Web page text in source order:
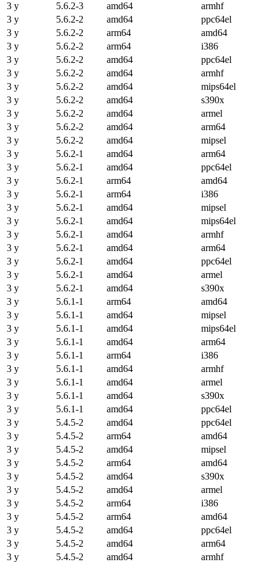
3 y
5.6.2-3 amd64
armhf
3 y
5.6.2-2 amd64
ppc64el
3 y
5.6.2-2 arm64
amd64
3 y
5.6.2-2 arm64
i386
3 y
5.6.2-2 amd64
ppc64el
3 y
5.6.2-2 amd64
armhf
3 y
5.6.2-2 amd64
mips64el
3 y
5.6.2-2 amd64
s390x
3 y
5.6.2-2 amd64
armel
3 y
5.6.2-2 amd64
arm64
3 y
5.6.2-2 amd64
mipsel
3 y
5.6.2-1 amd64
arm64
3 y
5.6.2-1 amd64
ppc64el
3 y
5.6.2-1 arm64
amd64
3 y
5.6.2-1 arm64
i386
3 y
5.6.2-1 amd64
mipsel
3 y
5.6.2-1 amd64
mips64el
3 y
5.6.2-1 amd64
armhf
3 y
5.6.2-1 amd64
arm64
3 y
5.6.2-1 amd64
ppc64el
3 y
5.6.2-1 amd64
armel
3 y
5.6.2-1 amd64
s390x
3 y
5.6.1-1 arm64
amd64
3 y
5.6.1-1 amd64
mipsel
3 y
5.6.1-1 amd64
mips64el
3 y
5.6.1-1 amd64
arm64
3 y
5.6.1-1 arm64
i386
3 y
5.6.1-1 amd64
armhf
3 y
5.6.1-1 amd64
armel
3 y
5.6.1-1 amd64
s390x
3 y
5.6.1-1 amd64
ppc64el
3 y
5.4.5-2 amd64
ppc64el
3 y
5.4.5-2 arm64
amd64
3 y
5.4.5-2 amd64
mipsel
3 y
5.4.5-2 arm64
amd64
3 y
5.4.5-2 amd64
s390x
3 y
5.4.5-2 amd64
armel
3 y
5.4.5-2 arm64
i386
3 y
5.4.5-2 arm64
amd64
3 y
5.4.5-2 amd64
ppc64el
3 y
5.4.5-2 amd64
arm64
3 y
5.4.5-2 amd64 armhf